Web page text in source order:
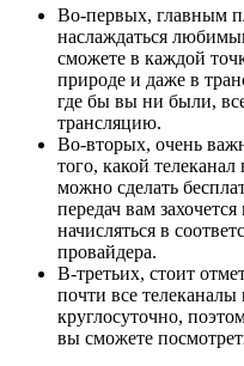
Во-первых, главным
наслаждаться
сможете в каждой
природе и даже в
где бы вы ни были,
трансляцию.
Во-вторых, очень
того, какой
можно сделать
передач вам
начисляться в
провайдера.
В-третьих, стоит
почти все
круглосуточно,
вы сможете